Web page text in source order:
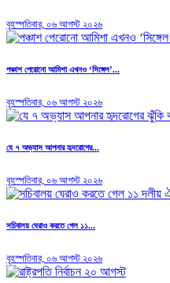
বৃহস্পতিবার, ০৬ আগস্ট ২০২৬
পঞ্চাশ পেরোনো আমিশা এখনও ‘সিঙ্গেল’...
বৃহস্পতিবার, ০৬ আগস্ট ২০২৬
যে ৭ অভ্যাস আপনার হৃদরোগের...
বৃহস্পতিবার, ০৬ আগস্ট ২০২৬
সচিবালয় ঘেরাও করতে গেল ১১...
বৃহস্পতিবার, ০৬ আগস্ট ২০২৬